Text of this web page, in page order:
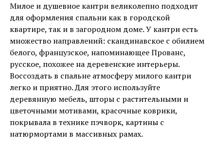
Милое и душевное кантри великолепно подходит
для оформления спальни как в городской
квартире, так и в загородном доме. У кантри есть
множество направлений: скандинавское с обилием
белого, французское, напоминающее Прованс,
русское, похожее на деревенские интерьеры.
Воссоздать в спальне атмосферу милого кантри
легко и приятно. Для этого используйте
деревянную мебель, шторы с растительными и
цветочными мотивами, красочные коврики,
покрывала в технике пэчворк, картины с
натюрмортами в массивных рамах.